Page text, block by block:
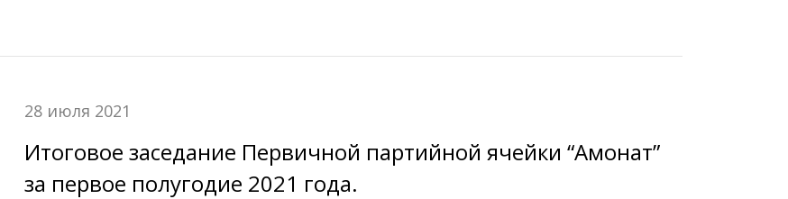
28 июля 2021
Итоговое заседание Первичной партийной ячейки “Амонат”
за первое полугодие 2021 года.